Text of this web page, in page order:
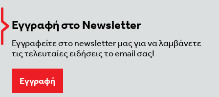
Εγγραφή στο Newsletter
Εγγραφείτε στο newsletter μας για να λαμβάνετε
τις τελευταίες ειδήσεις το email σας!
Eγγραφή